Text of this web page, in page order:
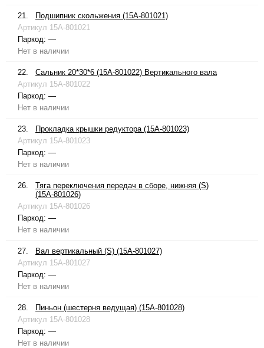
21.
Подшипник скольжения (15A-801021)
Артикул 15A-801021
Паркод: —
Нет в наличии
22.
Сальник 20*30*6 (15A-801022) Вертикального вала
Артикул 15A-801022
Паркод: —
Нет в наличии
23.
Прокладка крышки редуктора (15A-801023)
Артикул 15A-801023
Паркод: —
Нет в наличии
26.
Тяга переключения передач в сборе, нижняя (S)
(15A-801026)
Артикул 15A-801026
Паркод: —
Нет в наличии
27.
Вал вертикальный (S) (15A-801027)
Артикул 15A-801027
Паркод: —
Нет в наличии
28.
Пиньон (шестерня ведущая) (15A-801028)
Артикул 15A-801028
Паркод: —
Нет в наличии